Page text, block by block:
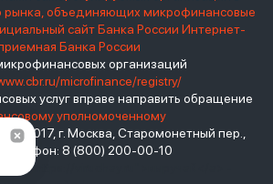
рынка, объединяющих микрофинансовые
сайт Банка России Интернет-
Банка России
организаций
microfinance/registry/
услуг вправе направить обращение
уполномоченному
119017, г. Москва, Старомонетный пер.,
8 (800) 200-00-10
href="https://viruchay.ru">выручай</a> -